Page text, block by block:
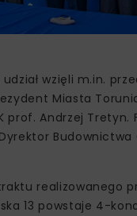
wzięli m.in.
Miasta
prof. Andrzej Tretyn.
Budownictwa
realizowanego
13 powstaje 4-